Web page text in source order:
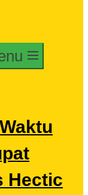
Hectic